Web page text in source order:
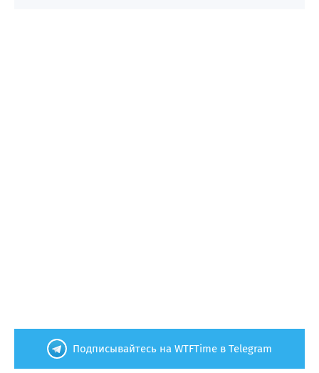
Подписывайтесь на WTFTime в Telegram